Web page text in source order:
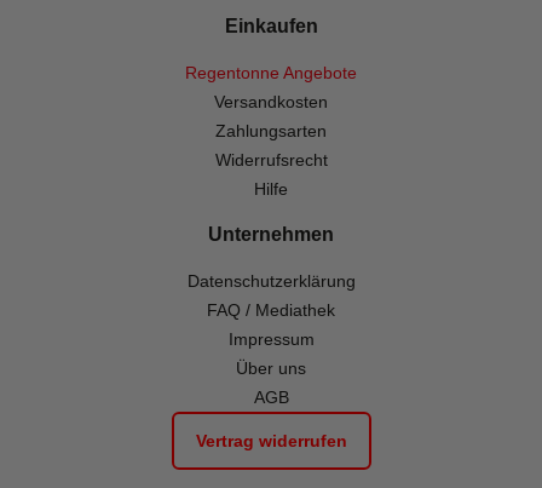
Einkaufen
Regentonne Angebote
Versandkosten
Zahlungsarten
Widerrufsrecht
Hilfe
Unternehmen
Datenschutzerklärung
FAQ / Mediathek
Impressum
Über uns
AGB
Vertrag widerrufen